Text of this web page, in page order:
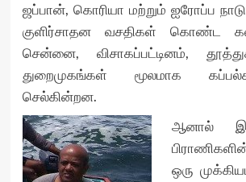
ஜப்பான், கொரியா மற்றும் ஐரோப்ப
குளிர்சாதன வசதிகள் கொண்ட
சென்னை, விசாகப்பட்டினம்,
துறைமுகங்கள் மூலமாக
செல்கின்றன.
ஆனால்
ஒரு